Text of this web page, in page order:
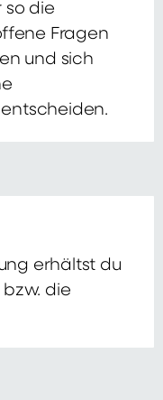
so die
Fragen
und sich
erhältst du
die